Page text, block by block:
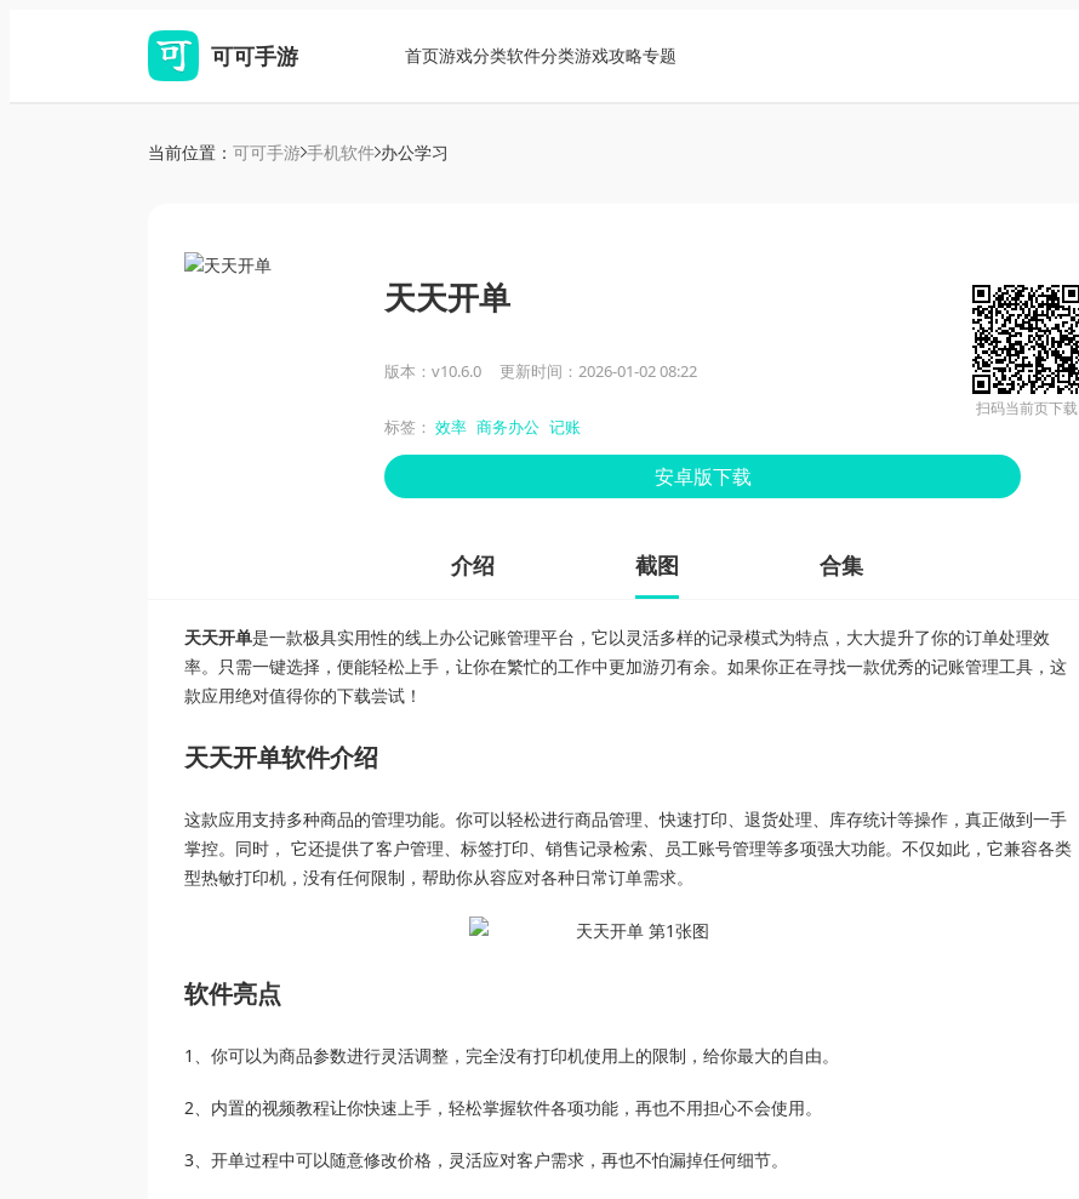
可可手游 首页游戏分类软件分类游戏攻略专题
当前位置： 可可手游 手机软件 办公学习
天天开单
版本：v10.6.0 更新时间：2026-01-02 08:22
标签： 效率 商务办公 记账
安卓版下载
扫码当前页下载
介绍 截图 合集
天天开单是一款极具实用性的线上办公记账管理平台，它以灵活多样的记录模式为特点，大大提升了你的订单处理效
率。只需一键选择，便能轻松上手，让你在繁忙的工作中更加游刃有余。如果你正在寻找一款优秀的记账管理工具，这
款应用绝对值得你的下载尝试！
天天开单软件介绍
这款应用支持多种商品的管理功能。你可以轻松进行商品管理、快速打印、退货处理、库存统计等操作，真正做到一手
掌控。同时， 它还提供了客户管理、标签打印、销售记录检索、员工账号管理等多项强大功能。不仅如此，它兼容各类
型热敏打印机，没有任何限制，帮助你从容应对各种日常订单需求。
软件亮点
1、你可以为商品参数进行灵活调整，完全没有打印机使用上的限制，给你最大的自由。
2、内置的视频教程让你快速上手，轻松掌握软件各项功能，再也不用担心不会使用。
3、开单过程中可以随意修改价格，灵活应对客户需求，再也不怕漏掉任何细节。